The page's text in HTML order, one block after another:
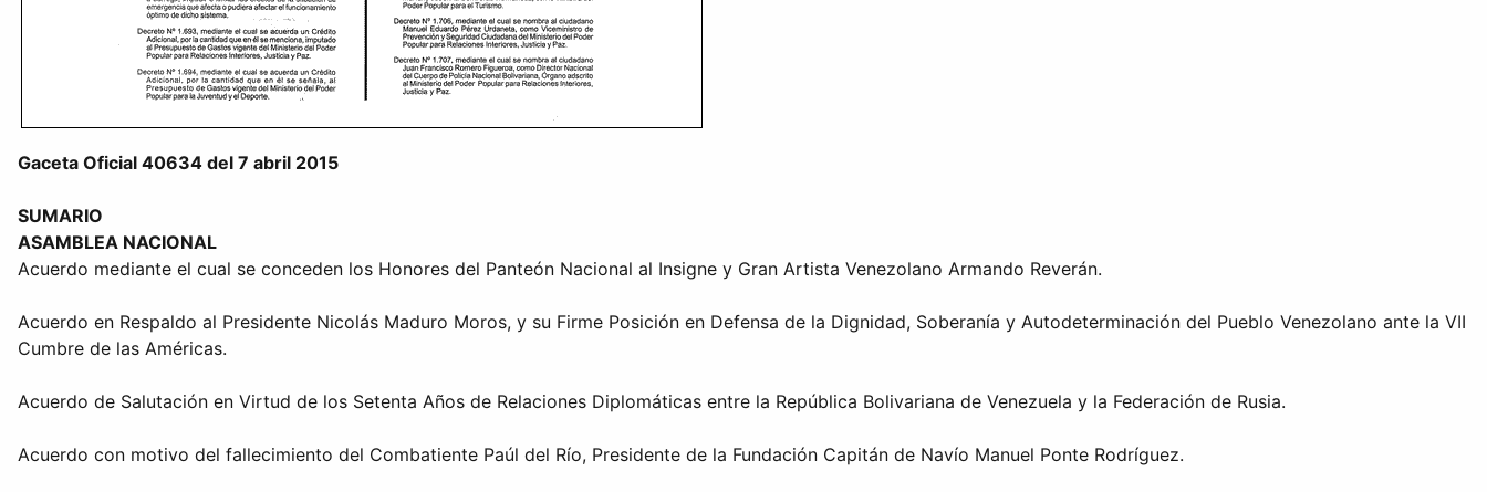
Gaceta Oficial 40634 del 7 abril 2015
SUMARIO
ASAMBLEA NACIONAL
Acuerdo mediante el cual se conceden los Honores del Panteón Nacional al Insigne y Gran Artista Venezolano Armando Reverán.
Acuerdo en Respaldo al Presidente Nicolás Maduro Moros, y su Firme Posición en Defensa de la Dignidad, Soberanía y Autodeterminación del Pueblo Venezolano ante la VII
Cumbre de las Américas.
Acuerdo de Salutación en Virtud de los Setenta Años de Relaciones Diplomáticas entre la República Bolivariana de Venezuela y la Federación de Rusia.
Acuerdo con motivo del fallecimiento del Combatiente Paúl del Río, Presidente de la Fundación Capitán de Navío Manuel Ponte Rodríguez.